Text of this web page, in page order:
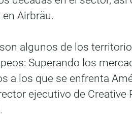
Airbräu.
algunos de los
Superando los
a los que se enfrenta
ejecutivo de